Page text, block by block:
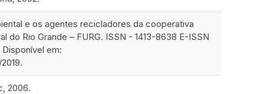
e os agentes recicladores da cooperativa
do Rio Grande – FURG. ISSN - 1413-8638 E-ISSN
em:
2006.